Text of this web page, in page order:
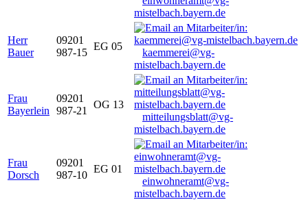
mistelbach.bayern.de
Herr
Bauer
09201
987-15
EG 05
kaemmerei@vg-
mistelbach.bayern.de
Frau
Bayerlein
09201
987-21
OG 13
mitteilungsblatt@vg-
mistelbach.bayern.de
Frau
Dorsch
09201
987-10
EG 01
einwohneramt@vg-
mistelbach.bayern.de